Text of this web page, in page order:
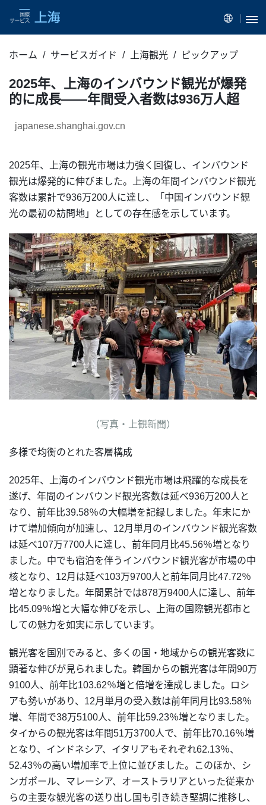
ホーム サービスガイド 上海観光 ピックアップ
2025年、上海のインバウンド観光が爆発
的に成長——年間受入者数は936万人超
japanese.shanghai.gov.cn
2025年、上海の観光市場は力強く回復し、インバウンド
観光は爆発的に伸びました。上海の年間インバウンド観光
客数は累計で936万200人に達し、「中国インバウンド観
光の最初の訪問地」としての存在感を示しています。
（写真・上観新聞）
多様で均衡のとれた客層構成
2025年、上海のインバウンド観光市場は飛躍的な成長を
遂げ、年間のインバウンド観光客数は延べ936万200人と
なり、前年比39.58％の大幅増を記録しました。年末にか
けて増加傾向が加速し、12月単月のインバウンド観光客数
は延べ107万7700人に達し、前年同月比45.56％増となり
ました。中でも宿泊を伴うインバウンド観光客が市場の中
核となり、12月は延べ103万9700人と前年同月比47.72％
増となりました。年間累計では878万9400人に達し、前年
比45.09％増と大幅な伸びを示し、上海の国際観光都市と
しての魅力を如実に示しています。
観光客を国別でみると、多くの国・地域からの観光客数に
顕著な伸びが見られました。韓国からの観光客は年間90万
9100人、前年比103.62％増と倍増を達成しました。ロシ
アも勢いがあり、12月単月の受入数は前年同月比93.58％
増、年間で38万5100人、前年比59.23％増となりました。
タイからの観光客は年間51万3700人で、前年比70.16％増
となり、インドネシア、イタリアもそれぞれ62.13％、
52.43％の高い増加率で上位に並びました。このほか、シ
ンガポール、マレーシア、オーストラリアといった従来か
らの主要な観光客の送り出し国も引き続き堅調に推移し、